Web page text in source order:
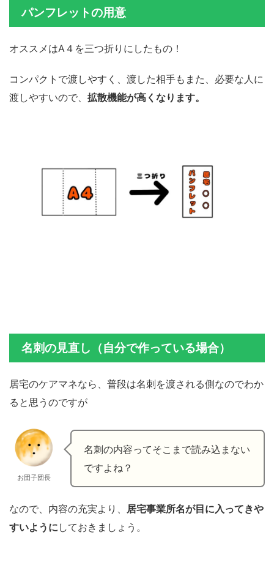
パンフレットの用意
オススメはA４を三つ折りにしたもの！
コンパクトで渡しやすく、渡した相手もまた、必要な人に
渡しやすいので、 拡散機能が高くなります。
名刺の見直し（自分で作っている場合）
居宅のケアマネなら、普段は名刺を渡される側なのでわか
ると思うのですが
お団子団長
名刺の内容ってそこまで読み込まない
ですよね？
なので、内容の充実より、 居宅事業所名が目に入ってきや
すいように しておきましょう。